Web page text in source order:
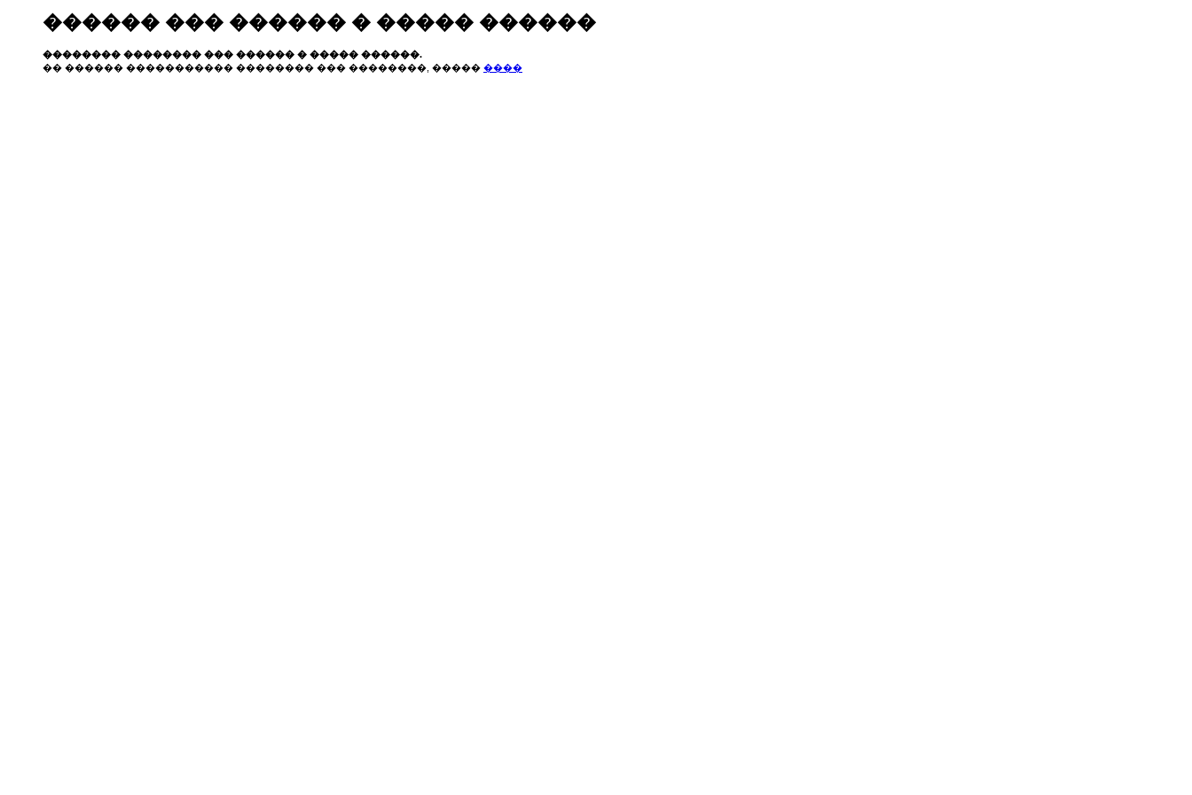
������ ��� ������ � ����� ������
�������� �������� ��� ������ � ����� ������.
�� ������ ����������� �������� ��� ��������, ����� ����